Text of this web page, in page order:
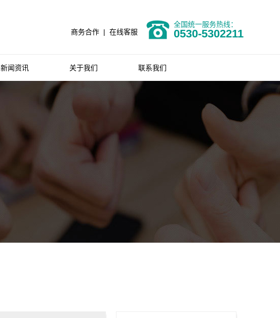
商务合作 | 在线客服
全国统一服务热线：
0530-5302211
新闻资讯 关于我们 联系我们